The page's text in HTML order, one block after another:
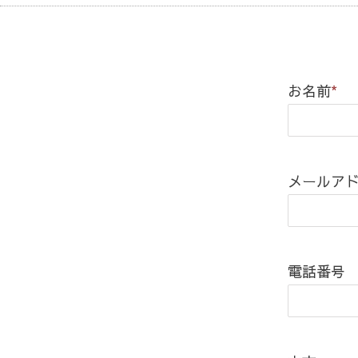
お名前*
メールア
電話番号